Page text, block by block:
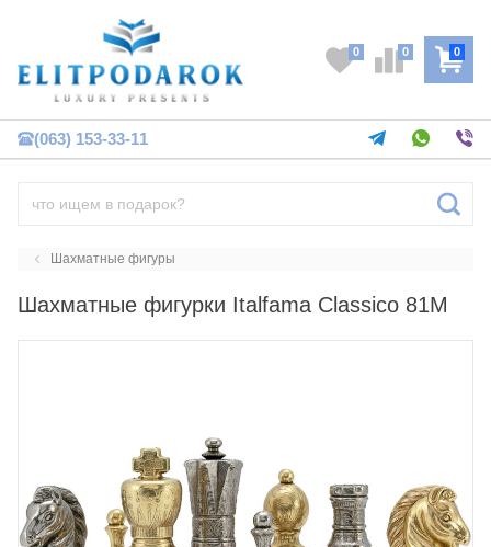
0
0 0
(063) 153-33-11
Шахматные фигуры
Шахматные фигурки Italfama Classico 81M